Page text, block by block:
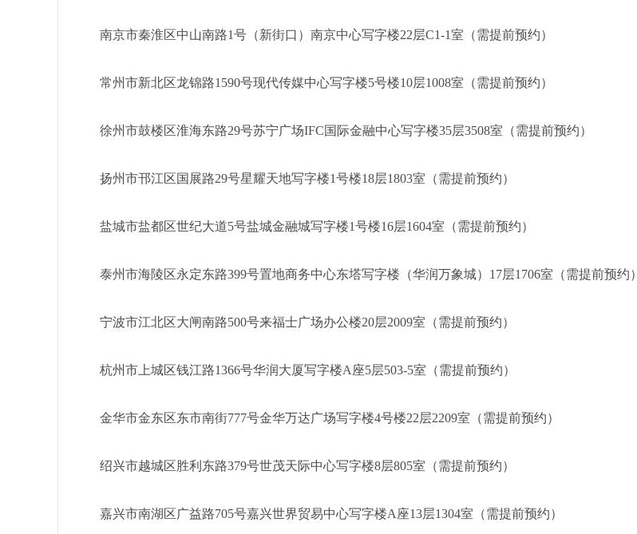
南京市秦淮区中山南路1号（新街口）南京中心写字楼22层C1-1室（需提前预约）
常州市新北区龙锦路1590号现代传媒中心写字楼5号楼10层1008室（需提前预约）
徐州市鼓楼区淮海东路29号苏宁广场IFC国际金融中心写字楼35层3508室（需提前预约）
扬州市邗江区国展路29号星耀天地写字楼1号楼18层1803室（需提前预约）
盐城市盐都区世纪大道5号盐城金融城写字楼1号楼16层1604室（需提前预约）
泰州市海陵区永定东路399号置地商务中心东塔写字楼（华润万象城）17层1706室（需提前预约）
宁波市江北区大闸南路500号来福士广场办公楼20层2009室（需提前预约）
杭州市上城区钱江路1366号华润大厦写字楼A座5层503-5室（需提前预约）
金华市金东区东市南街777号金华万达广场写字楼4号楼22层2209室（需提前预约）
绍兴市越城区胜利东路379号世茂天际中心写字楼8层805室（需提前预约）
嘉兴市南湖区广益路705号嘉兴世界贸易中心写字楼A座13层1304室（需提前预约）